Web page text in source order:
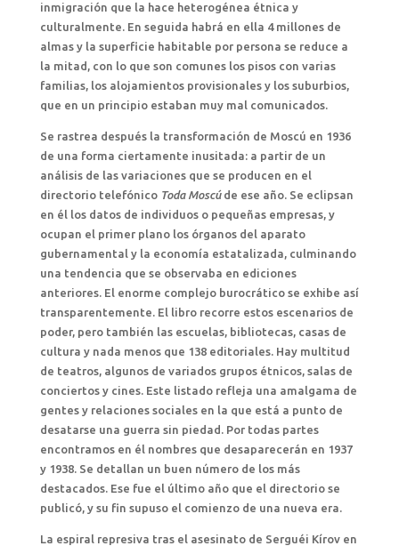
inmigración que la hace heterogénea étnica y
culturalmente. En seguida habrá en ella 4 millones de
almas y la superficie habitable por persona se reduce a
la mitad, con lo que son comunes los pisos con varias
familias, los alojamientos provisionales y los suburbios,
que en un principio estaban muy mal comunicados.
Se rastrea después la transformación de Moscú en 1936
de una forma ciertamente inusitada: a partir de un
análisis de las variaciones que se producen en el
directorio telefónico Toda Moscúde ese año. Se eclipsan
en él los datos de individuos o pequeñas empresas, y
ocupan el primer plano los órganos del aparato
gubernamental y la economía estatalizada, culminando
una tendencia que se observaba en ediciones
anteriores. El enorme complejo burocrático se exhibe así
transparentemente. El libro recorre estos escenarios de
poder, pero también las escuelas, bibliotecas, casas de
cultura y nada menos que 138 editoriales. Hay multitud
de teatros, algunos de variados grupos étnicos, salas de
conciertos y cines. Este listado refleja una amalgama de
gentes y relaciones sociales en la que está a punto de
desatarse una guerra sin piedad. Por todas partes
encontramos en él nombres que desaparecerán en 1937
y 1938. Se detallan un buen número de los más
destacados. Ese fue el último año que el directorio se
publicó, y su fin supuso el comienzo de una nueva era.
La espiral represiva tras el asesinato de Serguéi Kírov en